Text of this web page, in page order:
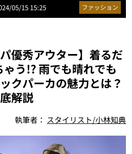
05/15 15:25 ファッション
優秀アウター】着るだ
う!? 雨でも晴れでも
クパーカの魅力とは？
解説
執筆者： スタイリスト/小林知典